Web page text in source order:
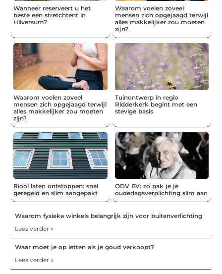
Wanneer reserveert u het
beste een stretchtent in
Hilversum?
Waarom voelen zoveel
mensen zich opgejaagd terwijl
alles makkelijker zou moeten
zijn?
Waarom voelen zoveel
mensen zich opgejaagd terwijl
alles makkelijker zou moeten
zijn?
Tuinontwerp in regio
Ridderkerk begint met een
stevige basis
Riool laten ontstoppen: snel
geregeld en slim aangepakt
ODV BV: zo pak je je
oudedagsverplichting slim aan
Waarom fysieke winkels belangrijk zijn voor buitenverlichting
Lees verder »
Waar moet je op letten als je goud verkoopt?
Lees verder »